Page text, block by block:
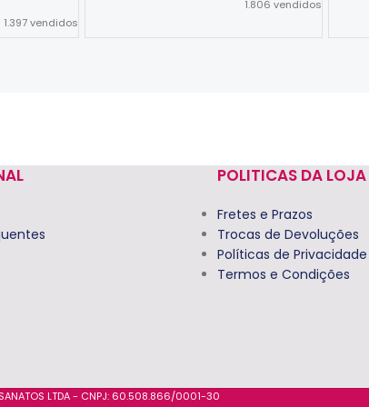
1.397vendidos
1.806 vendidos
POLITICAS DA LOJA
Fretes e Prazos
Trocas de Devoluções
Políticas de Privacidade
Termos e Condições
LTDA - CNPJ: 60.508.866/0001-30